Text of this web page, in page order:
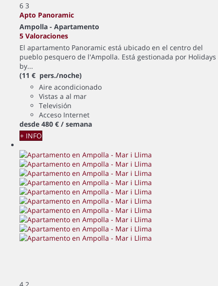
6 3
Apto Panoramic
Ampolla - Apartamento
5 Valoraciones
El apartamento Panoramic está ubicado en el centro del
pueblo pesquero de l'Ampolla. Está gestionada por Holidays
by...
(11 € pers./noche)
Aire acondicionado
Vistas a al mar
Televisión
Acceso Internet
desde 480 € / semana
+ INFO